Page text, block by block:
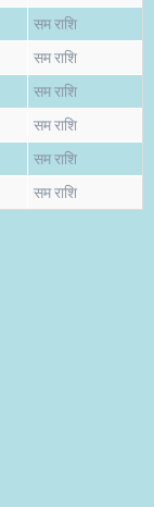
सम राशि
सम राशि
सम राशि
सम राशि
सम राशि
सम राशि